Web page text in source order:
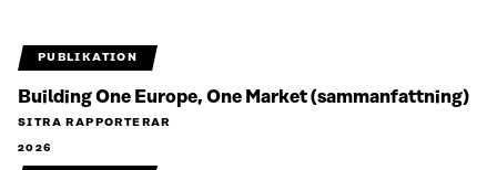
PUBLIKATION
Building One Europe, One Market (sammanfattning)
SITRA RAPPORTERAR
2026